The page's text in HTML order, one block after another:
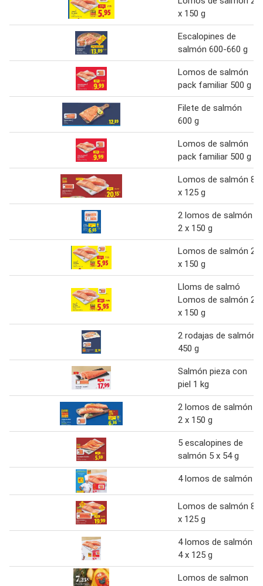
x 150 g
Escalopines de
salmón 600-660 g
Lomos de salmón
pack familiar 500 g
Filete de salmón
600 g
Lomos de salmón
pack familiar 500 g
Lomos de salmón 8
x 125 g
2 lomos de salmón
2 x 150 g
Lomos de salmón 2
x 150 g
Lloms de salmó
Lomos de salmón 2
x 150 g
2 rodajas de salmón
450 g
Salmón pieza con
piel 1 kg
2 lomos de salmón
2 x 150 g
5 escalopines de
salmón 5 x 54 g
4 lomos de salmón
Lomos de salmón 8
x 125 g
4 lomos de salmón
4 x 125 g
Lomos de salmon